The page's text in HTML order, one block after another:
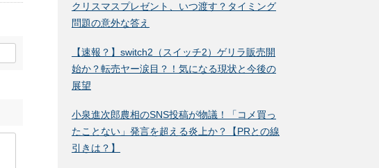
クリスマスプレゼント、いつ渡す？タイミング
問題の意外な答え
【速報？】switch2（スイッチ2）ゲリラ販売開
始か？転売ヤー涙目？！気になる現状と今後の
展望
小泉進次郎農相のSNS投稿が物議！「コメ買っ
たことない」発言を超える炎上か？【PRとの線
引きは？】